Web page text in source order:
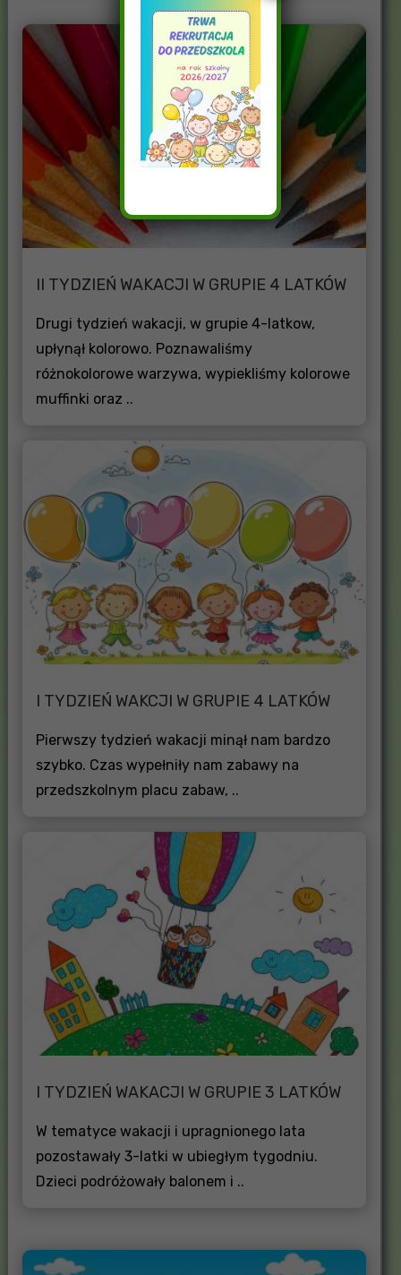
II TYDZIEŃ WAKACJI W GRUPIE 4 LATKÓW
Drugi tydzień wakacji, w grupie 4-latkow,
upłynął kolorowo. Poznawaliśmy
różnokolorowe warzywa, wypiekliśmy kolorowe
muffinki oraz ..
I TYDZIEŃ WAKCJI W GRUPIE 4 LATKÓW
Pierwszy tydzień wakacji minął nam bardzo
szybko. Czas wypełniły nam zabawy na
przedszkolnym placu zabaw, ..
I TYDZIEŃ WAKACJI W GRUPIE 3 LATKÓW
W tematyce wakacji i upragnionego lata
pozostawały 3-latki w ubiegłym tygodniu.
Dzieci podróżowały balonem i ..